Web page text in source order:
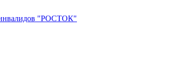
инвалидов "РОСТОК"